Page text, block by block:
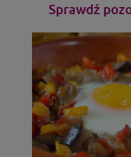
Sprawdź